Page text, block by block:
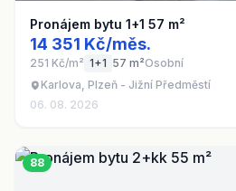
Pronájem bytu 1+1 57 m²
14 351 Kč/měs.
251 Kč/m² 1+1 57 m²Osobní
Karlova, Plzeň - Jižní Předměstí
06. 08. 2026
88